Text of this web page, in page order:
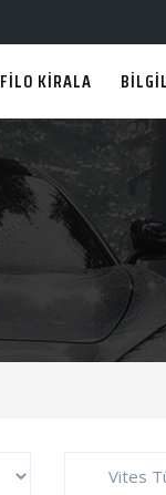
FİLO KİRALA